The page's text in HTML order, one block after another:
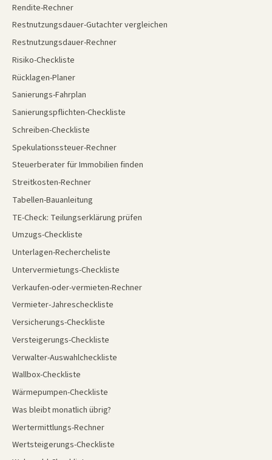
Rendite-Rechner
Restnutzungsdauer-Gutachter vergleichen
Restnutzungsdauer-Rechner
Risiko-Checkliste
Rücklagen-Planer
Sanierungs-Fahrplan
Sanierungspflichten-Checkliste
Schreiben-Checkliste
Spekulationssteuer-Rechner
Steuerberater für Immobilien finden
Streitkosten-Rechner
Tabellen-Bauanleitung
TE-Check: Teilungserklärung prüfen
Umzugs-Checkliste
Unterlagen-Rechercheliste
Untervermietungs-Checkliste
Verkaufen-oder-vermieten-Rechner
Vermieter-Jahrescheckliste
Versicherungs-Checkliste
Versteigerungs-Checkliste
Verwalter-Auswahlcheckliste
Wallbox-Checkliste
Wärmepumpen-Checkliste
Was bleibt monatlich übrig?
Wertermittlungs-Rechner
Wertsteigerungs-Checkliste